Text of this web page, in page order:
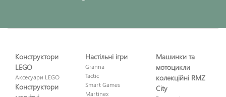
Конструктори
LEGO
Аксесуари LEGO
Конструктори
Настільні ігри
Granna
Tactic
Smart Games
Martinex
Машинки та
мотоцикли
колекційні RMZ
City